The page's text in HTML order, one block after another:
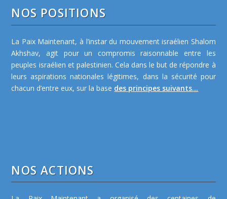
NOS POSITIONS
La Paix Maintenant, à l’instar du mouvement israélien Shalom
Akhshav, agit pour un compromis raisonnable entre les
peuples israélien et palestinien. Cela dans le but de répondre à
leurs aspirations nationales légitimes, dans la sécurité pour
chacun d’entre eux, sur la base des principes suivants...
NOS ACTIONS